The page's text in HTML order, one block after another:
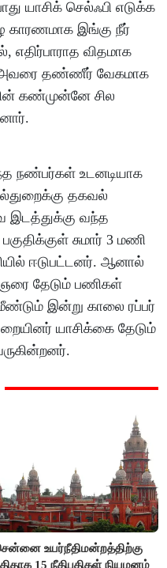
யாசிக் செல்ஃபி எடுக்க
இங்கு நீர்
எதிர்பாராத விதமாக
அவரை தண்ணீர் வேகமாக
கண்முன்னே சில
நண்பர்கள் உடனடியாக
தகவல்
இடத்துக்கு வந்த
சுமார் 3 மணி
ஈடுபட்டனர். ஆனால்
தேடும் பணிகள்
இன்று காலை ரப்பர்
யாசிக்கை தேடும்
உயர்நீதிமன்றத்திற்கு
15 நீதிபதிகள் நியமனம்